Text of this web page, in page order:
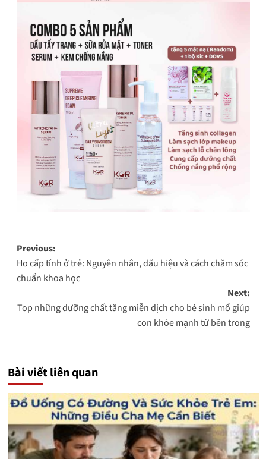
Post
navigation
Previous:
Ho cấp tính ở trẻ: Nguyên nhân, dấu hiệu và cách chăm sóc
chuẩn khoa học
Next:
Top những dưỡng chất tăng miễn dịch cho bé sinh mổ giúp
con khỏe mạnh từ bên trong
Bài viết liên quan